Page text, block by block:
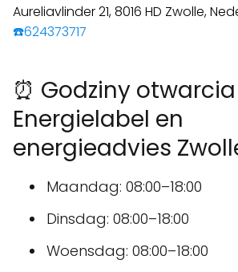
☎️624373717
⏰ Godziny otwarcia
Energielabel en
energieadvies
Maandag: 08:00–18:00
Dinsdag: 08:00–18:00
Woensdag: 08:00–18:00